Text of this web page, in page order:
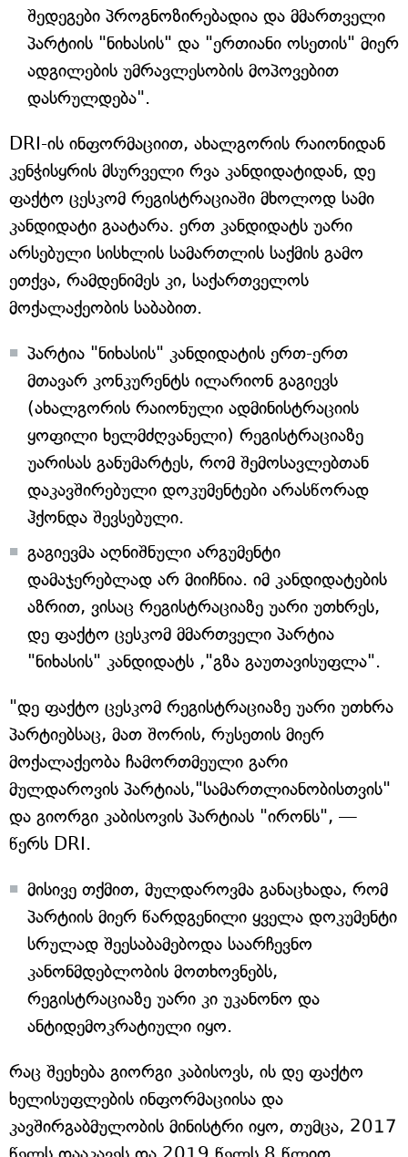
შედეგები პროგნოზირებადია და მმართველი
პარტიის "ნიხასის" და "ერთიანი ოსეთის" მიერ
ადგილების უმრავლესობის მოპოვებით
დასრულდება".
DRI-ის ინფორმაციით, ახალგორის რაიონიდან
კენჭისყრის მსურველი რვა კანდიდატიდან, დე
ფაქტო ცესკომ რეგისტრაციაში მხოლოდ სამი
კანდიდატი გაატარა. ერთ კანდიდატს უარი
არსებული სისხლის სამართლის საქმის გამო
ეთქვა, რამდენიმეს კი, საქართველოს
მოქალაქეობის საბაბით.
პარტია "ნიხასის" კანდიდატის ერთ-ერთ
მთავარ კონკურენტს ილარიონ გაგიევს
(ახალგორის რაიონული ადმინისტრაციის
ყოფილი ხელმძღვანელი) რეგისტრაციაზე
უარისას განუმარტეს, რომ შემოსავლებთან
დაკავშირებული დოკუმენტები არასწორად
ჰქონდა შევსებული.
გაგიევმა აღნიშნული არგუმენტი
დამაჯერებლად არ მიიჩნია. იმ კანდიდატების
აზრით, ვისაც რეგისტრაციაზე უარი უთხრეს,
დე ფაქტო ცესკომ მმართველი პარტია
"ნიხასის" კანდიდატს ,"გზა გაუთავისუფლა".
"დე ფაქტო ცესკომ რეგისტრაციაზე უარი უთხრა
პარტიებსაც, მათ შორის, რუსეთის მიერ
მოქალაქეობა ჩამორთმეული გარი
მულდაროვის პარტიას,"სამართლიანობისთვის"
და გიორგი კაბისოვის პარტიას "ირონს", —
წერს DRI.
მისივე თქმით, მულდაროვმა განაცხადა, რომ
პარტიის მიერ წარდგენილი ყველა დოკუმენტი
სრულად შეესაბამებოდა საარჩევნო
კანონმდებლობის მოთხოვნებს,
რეგისტრაციაზე უარი კი უკანონო და
ანტიდემოკრატიული იყო.
რაც შეეხება გიორგი კაბისოვს, ის დე ფაქტო
ხელისუფლების ინფორმაციისა და
კავშირგაბმულობის მინისტრი იყო, თუმცა, 2017